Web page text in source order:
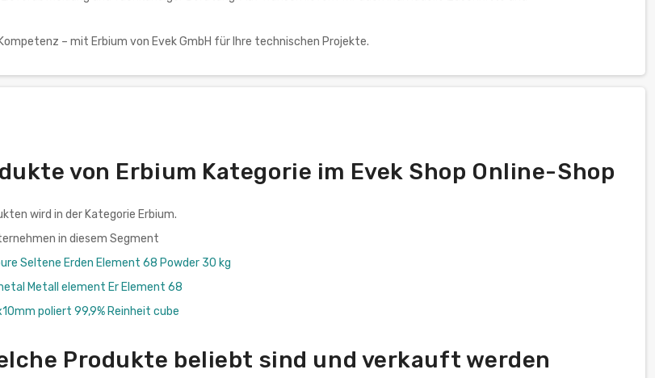
– mit Erbium von Evek GmbH für Ihre technischen Projekte.
von Erbium Kategorie im Evek Shop Online-Shop
wird in der Kategorie Erbium.
in diesem Segment
Seltene Erden Element 68 Powder 30 kg
Metall element Er Element 68
poliert 99,9% Reinheit cube
Produkte beliebt sind und verkauft werden